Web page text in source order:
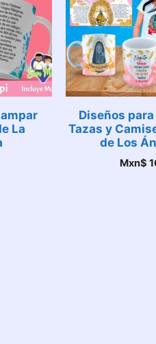
La
Diseños
Tazas y
de Los
Mxn$